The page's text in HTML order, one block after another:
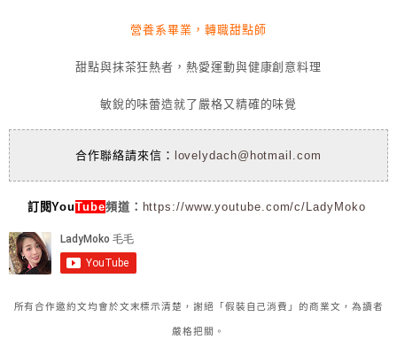
營養系畢業，轉職甜點師
甜點與抹茶狂熱者，熱愛運動與健康創意料理
敏銳的味蕾造就了嚴格又精確的味覺
合作聯絡請來信： lovelydach@hotmail.com
訂閱YouTube頻道： https://www.youtube.com/c/LadyMoko
所有合作邀約文均會於文末標示清楚，謝絕「假裝自己消費」的商業文，為讀者
嚴格把關。